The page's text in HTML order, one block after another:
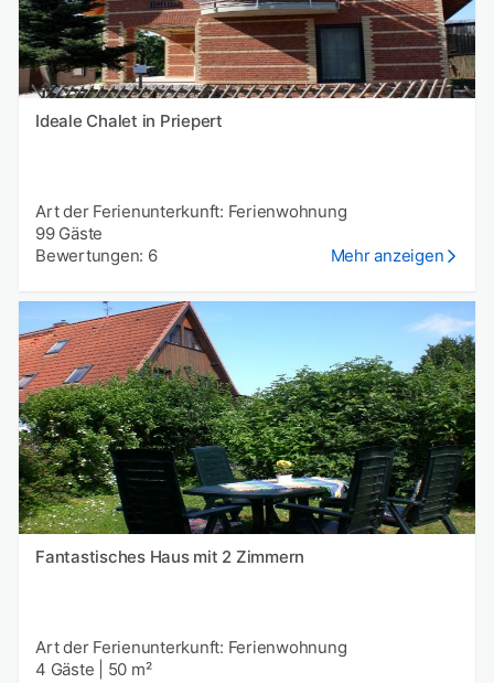
Ideale Chalet in Priepert
Art der Ferienunterkunft: Ferienwohnung
99 Gäste
Bewertungen: 6
Mehr anzeigen
Fantastisches Haus mit 2 Zimmern
Art der Ferienunterkunft: Ferienwohnung
4 Gäste
50 m²